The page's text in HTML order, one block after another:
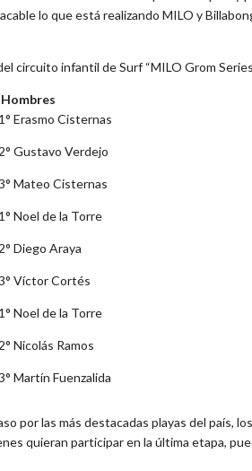
lo que está realizando MILO y
circuito infantil de Surf “MILO Grom
Hombres
1° Erasmo Cisternas
2° Gustavo Verdejo
Mateo Cisternas
1° Noel de la Torre
2° Diego Araya
Víctor Cortés
1° Noel de la Torre
2° Nicolás Ramos
Martín Fuenzalida
por las más destacadas playas del país,
quieran participar en la última etapa,